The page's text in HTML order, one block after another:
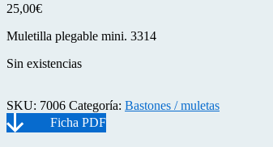
25,00€
Muletilla plegable mini. 3314
Sin existencias
SKU: 7006 Categoría: Bastones / muletas